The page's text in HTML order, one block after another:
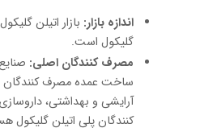
اندازه بازار: بازار اتیلن
گلیکول است.
مصرف کنندگان اصلی:
ساخت عمده مصرف کنندگان
آرایشی و بهداشتی،
کنندگان پلی اتیلن گلیکول